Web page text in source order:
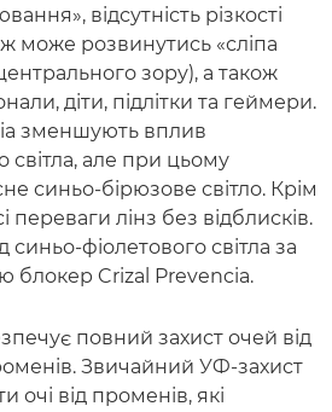
відсутність різкості
може розвинутись «сліпа
зору), а також
діти, підлітки та геймери.
зменшують вплив
світла, але при цьому
синьо-бірюзове світло. Крім
переваги лінз без відблисків.
синьо-фіолетового світла за
блокер Crizal Prevencia.
повний захист очей від
Звичайний УФ-захист
очі від променів, які